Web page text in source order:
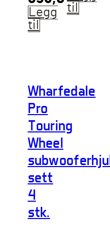
Legg
til
til
Wharfedale
Pro
Touring
Wheel
sett
4
stk.